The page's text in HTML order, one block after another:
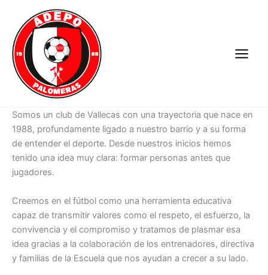
contenido
Somos un club de Vallecas con una trayectoria que nace en
1988, profundamente ligado a nuestro barrio y a su forma
de entender el deporte. Desde nuestros inicios hemos
tenido una idea muy clara: formar personas antes que
jugadores.
Creemos en el fútbol como una herramienta educativa
capaz de transmitir valores como el respeto, el esfuerzo, la
convivencia y el compromiso y tratamos de plasmar esa
idea gracias a la colaboración de los entrenadores, directiva
y familias de la Escuela que nos ayudan a crecer a su lado.